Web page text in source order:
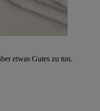
etwas Gutes zu tun.